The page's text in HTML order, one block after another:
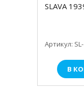
SLAVA
Артикул:
В